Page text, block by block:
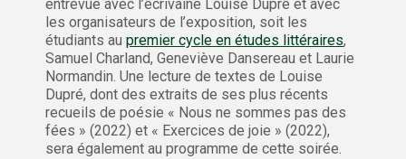
entrevue avec l’écrivaine Louise Dupré et avec
les organisateurs de l’exposition, soit les
étudiants au premier cycle en études littéraires,
Samuel Charland, Geneviève Dansereau et Laurie
Normandin. Une lecture de textes de Louise
Dupré, dont des extraits de ses plus récents
recueils de poésie « Nous ne sommes pas des
fées » (2022) et « Exercices de joie » (2022),
sera également au programme de cette soirée.